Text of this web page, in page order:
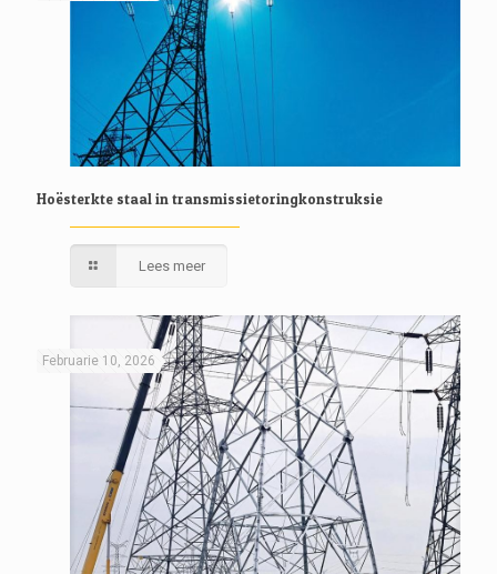
Hoësterkte staal in transmissietoringkonstruksie
Lees meer
Februarie 10, 2026